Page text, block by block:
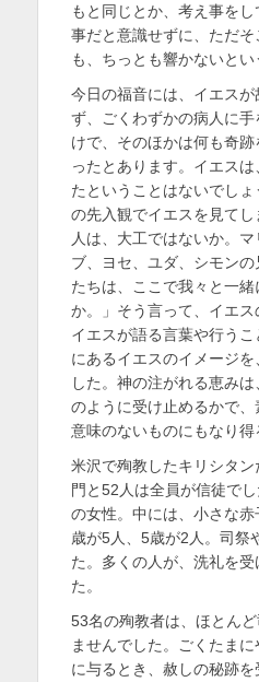
もと同じとか、考え事を
事だと意識せずに、ただ
も、ちっとも響かないとい
今日の福音には、イエス
ず、ごくわずかの病人に
けで、そのほかは何も奇
ったとあります。イエス
たということはないでし
の先入観でイエスを見て
人は、大工ではないか。
ブ、ヨセ、ユダ、シモン
たちは、ここで我々と一
か。」そう言って、イエス
イエスが語る言葉や行う
にあるイエスのイメージ
した。神の注がれる恵み
のように受け止めるかで、
意味のないものにもなり得
米沢で殉教したキリシタ
門と52人は全員が信徒で
の女性。中には、小さな
歳が5人、5歳が2人。司祭
た。多くの人が、洗礼を
た。
53名の殉教者は、ほとん
ませんでした。ごくたま
に与るとき、赦しの秘跡を